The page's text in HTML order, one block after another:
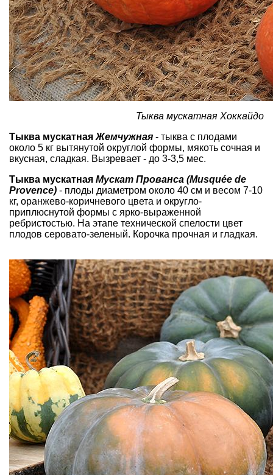
Тыква мускатная Хоккайдо
Тыква мускатная Жемчужная - тыква с плодами
около 5 кг вытянутой округлой формы, мякоть сочная и
вкусная, сладкая. Вызревает - до 3-3,5 мес.
Тыква мускатная Мускат Прованса (Musquée de
Provence) - плоды диаметром около 40 см и весом 7-10
кг, оранжево-коричневого цвета и округло-
приплюснутой формы с ярко-выраженной
ребристостью. На этапе технической спелости цвет
плодов серовато-зеленый. Корочка прочная и гладкая.